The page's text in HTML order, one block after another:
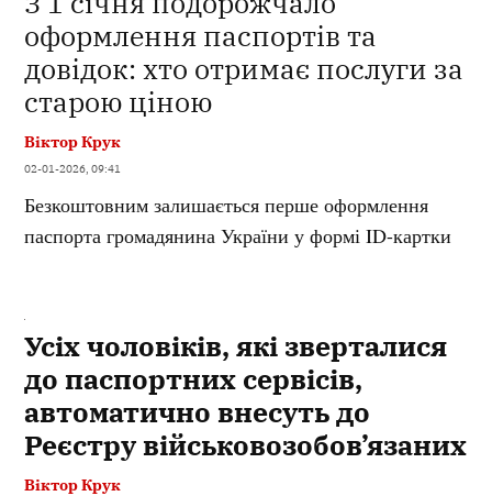
оформлення паспортів та
довідок: хто отримає послуги за
старою ціною
Віктор Крук
02-01-2026, 09:41
Безкоштовним залишається перше оформлення
паспорта громадянина України у формі ID-картки
Усіх чоловіків, які зверталися
до паспортних сервісів,
автоматично внесуть до
Реєстру військовозобов’язаних
Віктор Крук